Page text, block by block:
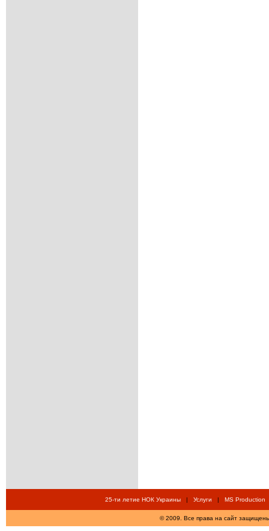
25-ти летие НОК Украины| Услуги | MS Production
© 2009. Все права на сайт